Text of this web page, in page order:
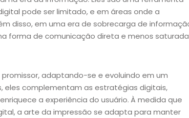
pode ser limitado, e em áreas onde a
disso, em uma era de sobrecarga de
forma de comunicação direta e menos
adaptando-se e evoluindo em um
eles complementam as estratégias digitais,
a experiência do usuário. À medida que
a arte da impressão se adapta para manter